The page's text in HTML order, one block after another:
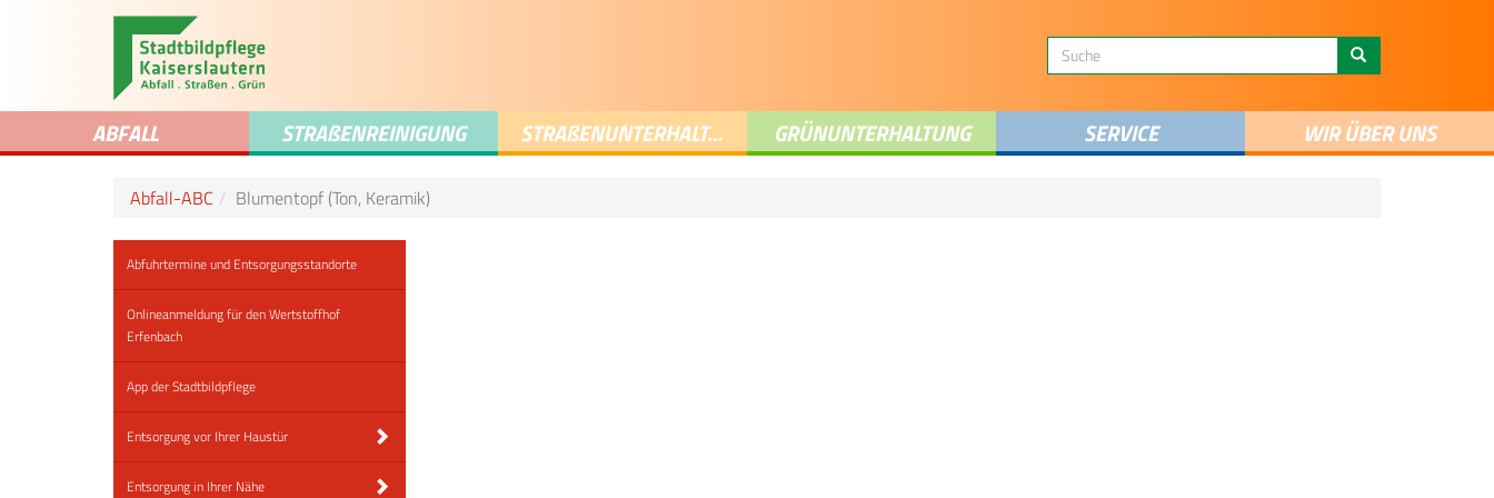
ABFALL STRAßENREINIGUNG STRAßENUNTERHALTUNG GRÜNUNTERHALTUNG SERVICE WIR ÜBER UNS
Abfall-ABC Blumentopf (Ton, Keramik)
Abfuhrtermine und Entsorgungsstandorte
Onlineanmeldung für den Wertstoffhof
Erfenbach
App der Stadtbildpflege
Entsorgung vor Ihrer Haustür
Entsorgung in Ihrer Nähe